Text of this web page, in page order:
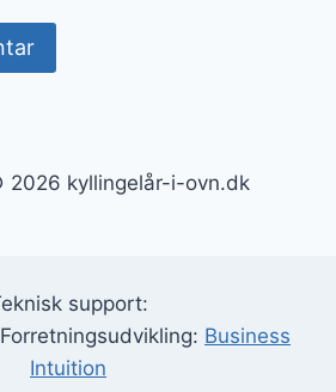
2026 kyllingelår-i-ovn.dk
support:
Business
Intuition